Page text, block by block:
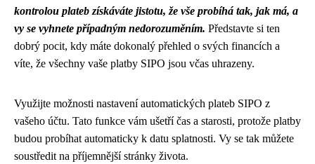
kontrolou plateb získáváte jistotu, že vše probíhá tak, jak má, a
vy se vyhnete případným nedorozuměním. Představte si ten
dobrý pocit, kdy máte dokonalý přehled o svých financích a
víte, že všechny vaše platby SIPO jsou včas uhrazeny.
Využijte možnosti nastavení automatických plateb SIPO z
vašeho účtu. Tato funkce vám ušetří čas a starosti, protože platby
budou probíhat automaticky k datu splatnosti. Vy se tak můžete
soustředit na příjemnější stránky života.